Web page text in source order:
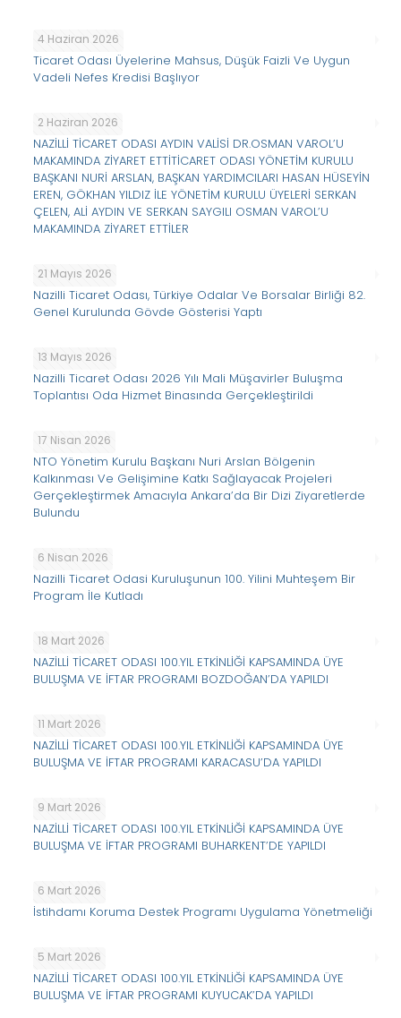
4 Haziran 2026
Ticaret Odası Üyelerine Mahsus, Düşük Faizli Ve Uygun
Vadeli Nefes Kredisi Başlıyor
2 Haziran 2026
NAZİLLİ TİCARET ODASI AYDIN VALİSİ DR.OSMAN VAROL’U
MAKAMINDA ZİYARET ETTİTİCARET ODASI YÖNETİM KURULU
BAŞKANI NURİ ARSLAN, BAŞKAN YARDIMCILARI HASAN HÜSEYİN
EREN, GÖKHAN YILDIZ İLE YÖNETİM KURULU ÜYELERİ SERKAN
ÇELEN, ALİ AYDIN VE SERKAN SAYGILI OSMAN VAROL’U
MAKAMINDA ZİYARET ETTİLER
21 Mayıs 2026
Nazilli Ticaret Odası, Türkiye Odalar Ve Borsalar Birliği 82.
Genel Kurulunda Gövde Gösterisi Yaptı
13 Mayıs 2026
Nazilli Ticaret Odası 2026 Yılı Mali Müşavirler Buluşma
Toplantısı Oda Hizmet Binasında Gerçekleştirildi
17 Nisan 2026
NTO Yönetim Kurulu Başkanı Nuri Arslan Bölgenin
Kalkınması Ve Gelişimine Katkı Sağlayacak Projeleri
Gerçekleştirmek Amacıyla Ankara’da Bir Dizi Ziyaretlerde
Bulundu
6 Nisan 2026
Nazilli Ticaret Odasi Kuruluşunun 100. Yilini Muhteşem Bir
Program İle Kutladı
18 Mart 2026
NAZİLLİ TİCARET ODASI 100.YIL ETKİNLİĞİ KAPSAMINDA ÜYE
BULUŞMA VE İFTAR PROGRAMI BOZDOĞAN’DA YAPILDI
11 Mart 2026
NAZİLLİ TİCARET ODASI 100.YIL ETKİNLİĞİ KAPSAMINDA ÜYE
BULUŞMA VE İFTAR PROGRAMI KARACASU’DA YAPILDI
9 Mart 2026
NAZİLLİ TİCARET ODASI 100.YIL ETKİNLİĞİ KAPSAMINDA ÜYE
BULUŞMA VE İFTAR PROGRAMI BUHARKENT’DE YAPILDI
6 Mart 2026
İstihdamı Koruma Destek Programı Uygulama Yönetmeliği
5 Mart 2026
NAZİLLİ TİCARET ODASI 100.YIL ETKİNLİĞİ KAPSAMINDA ÜYE
BULUŞMA VE İFTAR PROGRAMI KUYUCAK’DA YAPILDI